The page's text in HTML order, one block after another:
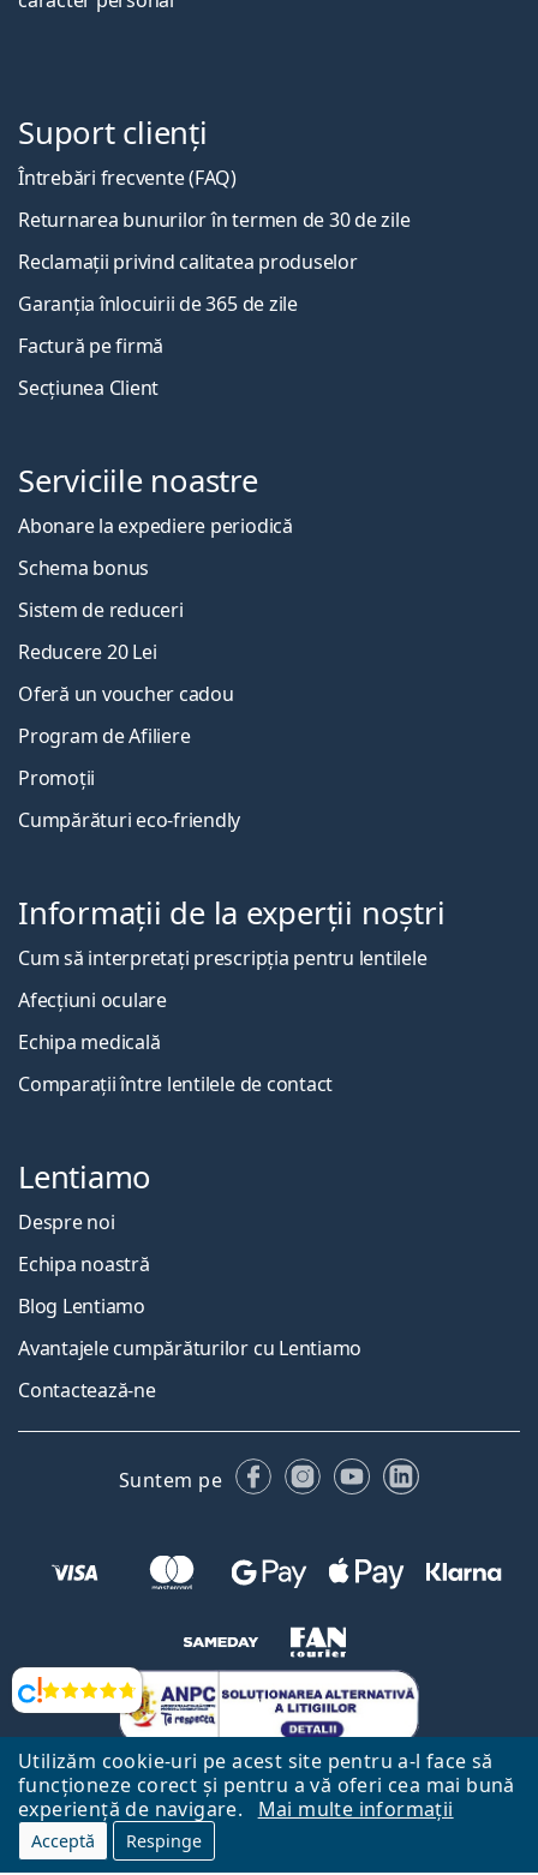
Utilizăm cookie-uri pe acest site pentru a-l face să
funcționeze corect și pentru a vă oferi cea mai bună
experiență de navigare.
Mai multe informații
Acceptă Respinge
Opinii
Suport clienți
Întrebări frecvente (FAQ)
Returnarea bunurilor în termen de 30 de zile
Reclamații privind calitatea produselor
Garanția înlocuirii de 365 de zile
Factură pe firmă
Secțiunea Client
Serviciile noastre
Abonare la expediere periodică
Schema bonus
Sistem de reduceri
Reducere 20 Lei
Oferă un voucher cadou
Program de Afiliere
Promoții
Cumpărături eco-friendly
Informații de la experții noștri
Cum să interpretați prescripția pentru lentilele
Afecțiuni oculare
Echipa medicală
Comparații între lentilele de contact
Lentiamo
Despre noi
Echipa noastră
Blog Lentiamo
Avantajele cumpărăturilor cu Lentiamo
Contactează-ne
Suntem pe FacebookInstagram
YouTubeLinkedIn